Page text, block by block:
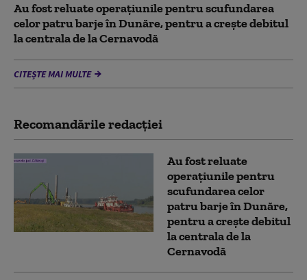
Au fost reluate operațiunile pentru scufundarea
celor patru barje în Dunăre, pentru a crește debitul
la centrala de la Cernavodă
CITEȘTE MAI MULTE
Recomandările redacţiei
Au fost reluate
operațiunile pentru
scufundarea celor
patru barje în Dunăre,
pentru a crește debitul
la centrala de la
Cernavodă